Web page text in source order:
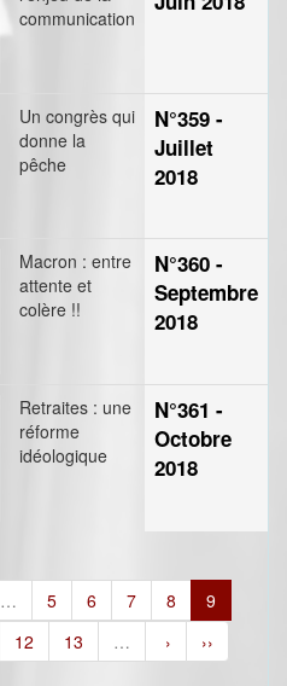
communication
Un congrès qui
donne la
pêche
N°359 -
Juillet
2018
Macron : entre
attente et
colère !!
N°360 -
Septembre
2018
Retraites : une
réforme
idéologique
N°361 -
Octobre
2018
… 5 6 7 8
9
12 13 … › ››